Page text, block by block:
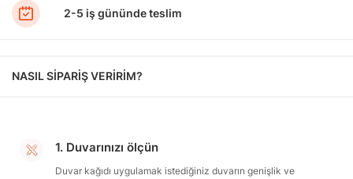
2-5 iş gününde teslim
NASIL SİPARİŞ VERİRİM?
1. Duvarınızı ölçün
Duvar kağıdı uygulamak istediğiniz duvarın genişlik ve